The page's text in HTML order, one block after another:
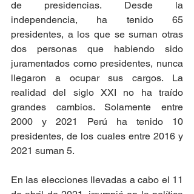
de presidencias. Desde la
independencia, ha tenido 65
presidentes, a los que se suman otras
dos personas que habiendo sido
juramentados como presidentes, nunca
llegaron a ocupar sus cargos. La
realidad del siglo XXI no ha traído
grandes cambios. Solamente entre
2000 y 2021 Perú ha tenido 10
presidentes, de los cuales entre 2016 y
2021 suman 5.
En las elecciones llevadas a cabo el 11